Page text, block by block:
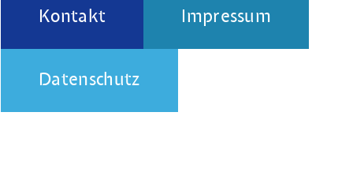
Kontakt Impressum
Datenschutz